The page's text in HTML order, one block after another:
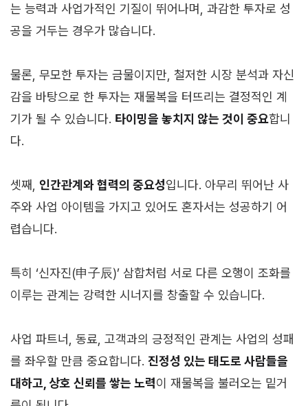
는 능력과 사업가적인 기질이 뛰어나며, 과감한 투자로 성
공을 거두는 경우가 많습니다.
물론, 무모한 투자는 금물이지만, 철저한 시장 분석과 자신
감을 바탕으로 한 투자는 재물복을 터뜨리는 결정적인 계
기가 될 수 있습니다. 타이밍을 놓치지 않는 것이 중요합니
다.
셋째, 인간관계와 협력의 중요성입니다. 아무리 뛰어난 사
주와 사업 아이템을 가지고 있어도 혼자서는 성공하기 어
렵습니다.
특히 ‘신자진(申子辰)’ 삼합처럼 서로 다른 오행이 조화를
이루는 관계는 강력한 시너지를 창출할 수 있습니다.
사업 파트너, 동료, 고객과의 긍정적인 관계는 사업의 성패
를 좌우할 만큼 중요합니다. 진정성 있는 태도로 사람들을
대하고, 상호 신뢰를 쌓는 노력이 재물복을 불러오는 밑거